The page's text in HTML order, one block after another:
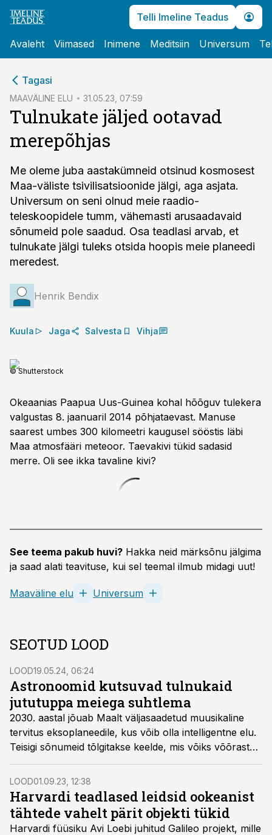
Telli Imeline Teadus
Avaleht Viimased Inimene Meditsiin Universum
Tagasi
MAAVÄLINE ELU 31.05.23, 07:59
Tulnukate jäljed ootavad
merepõhjas
Me oleme juba aastakümneid otsinud kosmosest
Maa-väliste tsivilisatsioonide jälgi, aga asjata.
Universum on seni olnud meie raadio­
teleskoopidele tumm, vähemasti arusaadavaid
sõnumeid pole saadud. Osa teadlasi arvab, et
tulnukate jälgi tuleks otsida hoopis meie planeedi
meredest.
Henrik Bendix
Kuula Jaga Salvesta Vihja
© Shutterstock
Okeaanias Paapua Uus-­Guinea kohal hõõguv tulekera
valgus­tas 8. jaanuaril 2014 põhja­taevast. Manuse
saarest umbes 300 kilomeetri kaugusel sööstis läbi
Maa atmosfääri meteoor. Taevakivi tükid sadasid
merre. Oli see ikka tavaline kivi?
See teema pakub huvi? Hakka neid märksõnu jälgima
ja saad alati teavituse, kui sel teemal ilmub midagi uut!
Maaväline elu Universum
SEOTUD LOOD
LOOD19.05.24, 06:24
Astronoomid kutsuvad tulnukaid
jututuppa meiega suhtlema
2030. aastal jõuab Maalt väljasaadetud muusikaline
tervitus eksoplaneedile, kus võib olla intelligentne elu.
Teisigi sõnumeid tõlgitakse keelde, mis võiks võõrastel
planeetidel mõistetav olla, ning need saadetakse teele
ülitäpse sihikuga laser­teleskoobi abil.
LOOD01.09.23, 12:38
Harvardi teadlased leidsid ookeanist
tähtede vahelt pärit objekti tükid
Harvardi füüsiku Avi Loebi juhitud Galileo projekt, mille